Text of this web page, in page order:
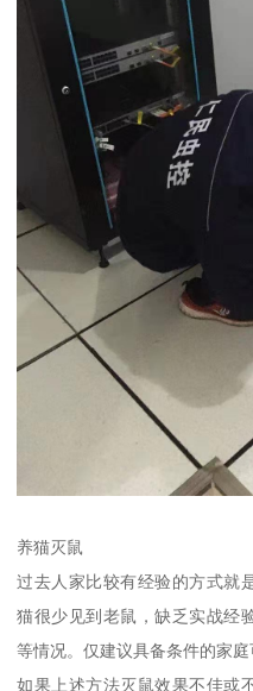
养猫灭鼠
过去人家比较有经验的方式就
猫很少见到老鼠，缺乏实战经
等情况。仅建议具备条件的家庭
如果上述方法灭鼠效果不佳或